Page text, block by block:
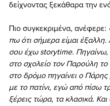
δείχνοντας ξεκάθαρα την
Πιο συγκεκριμένα, ανέφερε:
πω ότι σήμερα είμαι έξαλλη.
σου έχω storytime. Πηγαίνω,
στο σχολείο τον Παρούλη το
στο δρόμο πηγαίνει ο
με το πατίνι, εγώ από πίσω
ξέρεις τώρα, τα κλασικά.